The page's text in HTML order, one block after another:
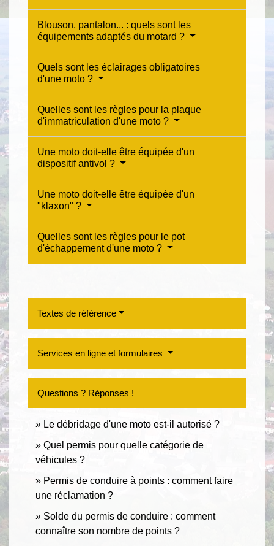
Blouson, pantalon... : quels sont les
équipements adaptés du motard ?
Quels sont les éclairages obligatoires
d'une moto ?
Quelles sont les règles pour la plaque
d'immatriculation d'une moto ?
Une moto doit-elle être équipée d'un
dispositif antivol ?
Une moto doit-elle être équipée d'un
"klaxon" ?
Quelles sont les règles pour le pot
d'échappement d'une moto ?
Textes de référence
Services en ligne et formulaires
Questions ? Réponses !
Le débridage d'une moto est-il autorisé ?
Quel permis pour quelle catégorie de
véhicules ?
Permis de conduire à points : comment faire
une réclamation ?
Solde du permis de conduire : comment
connaître son nombre de points ?